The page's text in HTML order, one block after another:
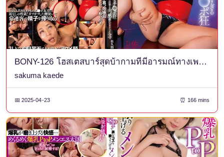
BONY-126 โฮสเตสบาร์สุดบ้ากามที่มีอารมณ์ทางเพศแรงกล้าที่จะยอมให้คุณหลั่งในตัวเธอ - คาเอเดะ ซาคุมะ
sakuma kaede
📅 2025-04-23 ⏰ 166 mins